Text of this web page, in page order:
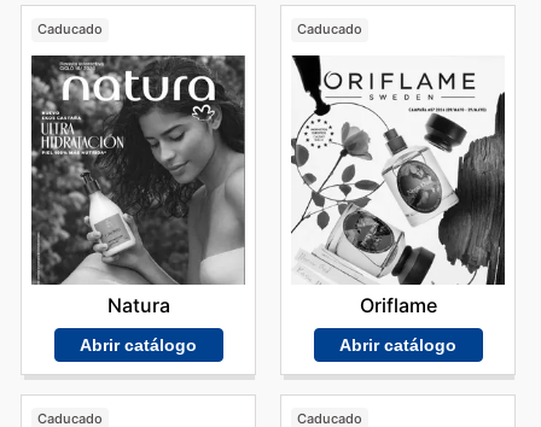
Caducado
Natura
Abrir catálogo
Caducado
Oriflame
Abrir catálogo
Caducado Caducado